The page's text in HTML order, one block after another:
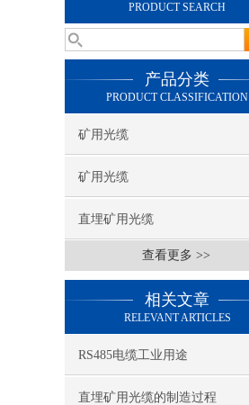
PRODUCT SEARCH
产品分类
PRODUCT CLASSIFICATION
矿用光缆
矿用光缆
直埋矿用光缆
查看更多 >>
相关文章
RELEVANT ARTICLES
RS485电缆工业用途
直埋矿用光缆的制造过程